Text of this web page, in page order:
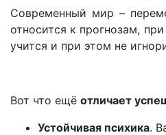
Современный мир –
относится к прогнозам,
учится и при этом не
Вот что ещё отличает
Устойчивая психика.